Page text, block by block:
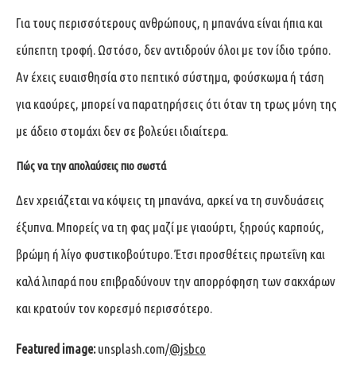
Για τους περισσότερους ανθρώπους, η μπανάνα είναι ήπια και
εύπεπτη τροφή. Ωστόσο, δεν αντιδρούν όλοι με τον ίδιο τρόπο.
Αν έχεις ευαισθησία στο πεπτικό σύστημα, φούσκωμα ή τάση
για καούρες, μπορεί να παρατηρήσεις ότι όταν τη τρως μόνη της
με άδειο στομάχι δεν σε βολεύει ιδιαίτερα.
Πώς να την απολαύσεις πιο σωστά
Δεν χρειάζεται να κόψεις τη μπανάνα, αρκεί να τη συνδυάσεις
έξυπνα. Μπορείς να τη φας μαζί με γιαούρτι, ξηρούς καρπούς,
βρώμη ή λίγο φυστικοβούτυρο. Έτσι προσθέτεις πρωτεΐνη και
καλά λιπαρά που επιβραδύνουν την απορρόφηση των σακχάρων
και κρατούν τον κορεσμό περισσότερο.
Featured image:unsplash.com/@jsbco